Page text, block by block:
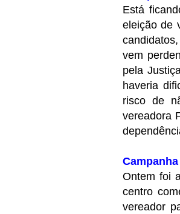
Está
eleição de
vem
pela
haveria
risco de
vereadora
Campanha
Ontem foi
centro
vereador